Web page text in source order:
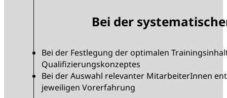
Bei der
Bei der Festlegung der optimalen
Qualifizierungskonzeptes
Bei der Auswahl relevanter MitarbeiterInnen
jeweiligen Vorerfahrung